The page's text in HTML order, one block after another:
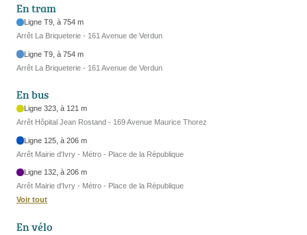
En tram
Ligne T9, à 754 m
Arrêt La Briqueterie - 161 Avenue de Verdun
Ligne T9, à 754 m
Arrêt La Briqueterie - 161 Avenue de Verdun
En bus
Ligne 323, à 121 m
Arrêt Hôpital Jean Rostand - 169 Avenue Maurice Thorez
Ligne 125, à 206 m
Arrêt Mairie d'Ivry - Métro - Place de la République
Ligne 132, à 206 m
Arrêt Mairie d'Ivry - Métro - Place de la République
Voir tout
En vélo